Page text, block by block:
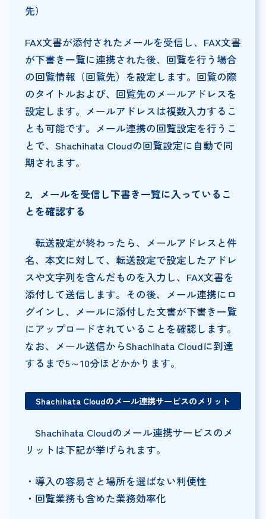
先）
FAX文書が添付されたメールを受信し、FAX文書
が下書き一覧に連携された後、回覧を行う場合
の回覧情報（回覧先）を設定します。回覧の際
のタイトルおよび、回覧先のメールアドレスを
設定します。メールアドレスは複数入力するこ
とも可能です。メール連携の回覧設定を行うこ
とで、Shachihata Cloudの回覧設定に自動で同
期されます。
2．メールを受信し下書き一覧に入っているこ
とを確認する
転送設定が終わったら、メールアドレスと件
名、本文に対して、転送設定で設定したアドレ
スや文字列を含んだものを入力し、FAX文書を
添付して送信します。その後、メール連携にロ
グインし、メールに添付した文書が下書き一覧
にアップロードされていることを確認します。
なお、メール送信からShachihata Cloudに到達
するまで5～10分ほどかかります。
Shachihata Cloudのメール連携サービスのメリット
Shachihata Cloudのメール連携サービスのメ
リットは下記が挙げられます。
・導入の容易さと場所を選ばない利便性
・回覧業務も含めた業務効率化